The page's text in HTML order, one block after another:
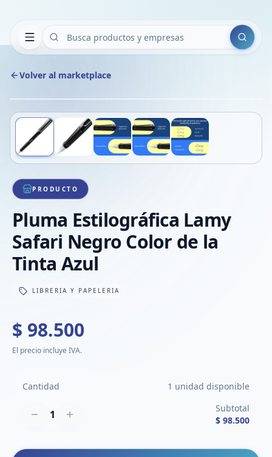
Buscar
Volver al marketplace
1/5
PRODUCTO
Pluma Estilográfica Lamy
Safari Negro Color de la
Tinta Azul
LIBRERIA Y PAPELERIA
$ 98.500
El precio incluye IVA.
Cantidad 1 unidad disponible
1
Subtotal
$ 98.500